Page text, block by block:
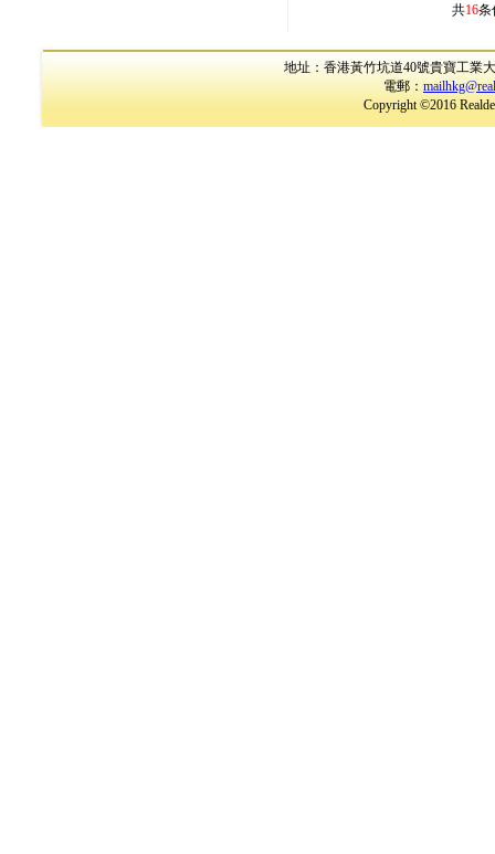
共16条
地址：香港黃竹坑道40號貴寶工業
電郵：
Copyright ©2016